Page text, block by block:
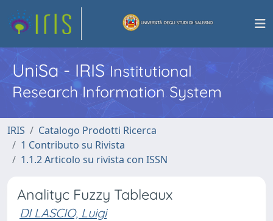
UniSa - IRISInstitutional
Research Information System
IRIS
Catalogo Prodotti Ricerca
1 Contributo su Rivista
1.1.2 Articolo su rivista con ISSN
Analityc Fuzzy Tableaux
DI LASCIO, Luigi